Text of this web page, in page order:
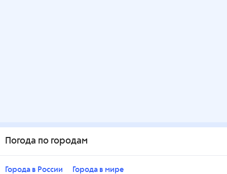
Погода по городам
Города в России Города в мире